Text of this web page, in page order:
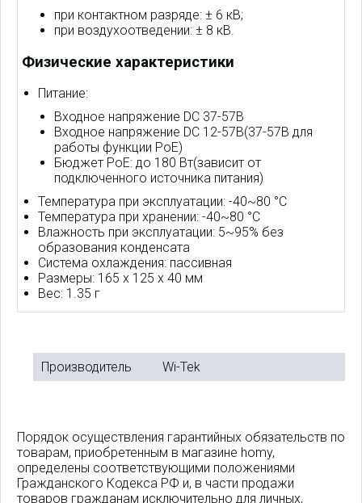
при контактном разряде: ± 6 кВ;
при воздухоотведении: ± 8 кВ.
Физические характеристики
Питание:
Входное напряжение DC 37-57В
Входное напряжение DC 12-57В(37-57В для
работы функции PoE)
Бюджет PoE: до 180 Вт(зависит от
подключенного источника питания)
Температура при эксплуатации: -40~80 °C
Температура при хранении: -40~80 °C
Влажность при эксплуатации: 5~95% без
образования конденсата
Система охлаждения: пассивная
Размеры: 165 х 125 х 40 мм
Вес: 1.35 г
Производитель Wi-Tek
Порядок осуществления гарантийных обязательств по
товарам, приобретенным в магазине homy,
определены соответствующими положениями
Гражданского Кодекса РФ и, в части продажи
товаров гражданам исключительно для личных,